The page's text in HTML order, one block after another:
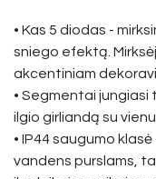
• Kas 5 diodas -
sniego efektą.
akcentiniam
• Segmentai jungiasi
ilgio girliandą su
• IP44 saugumo
vandens purslams,